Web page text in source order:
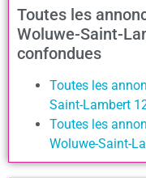
Toutes les
Woluwe-Saint-
confondues
Toutes les
Saint-Lambert
Toutes les
Woluwe-Saint-